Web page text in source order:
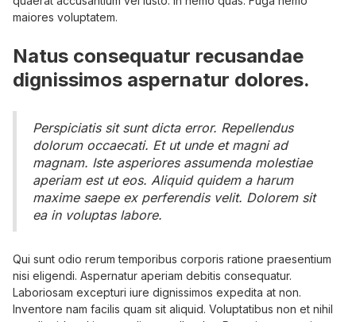
maiores voluptatem.
Natus consequatur recusandae
dignissimos aspernatur dolores.
Perspiciatis sit sunt dicta error. Repellendus
dolorum occaecati. Et ut unde et magni ad
magnam. Iste asperiores assumenda molestiae
aperiam est ut eos. Aliquid quidem a harum
maxime saepe ex perferendis velit. Dolorem sit
ea in voluptas labore.
Qui sunt odio rerum temporibus corporis ratione praesentium
nisi eligendi. Aspernatur aperiam debitis consequatur.
Laboriosam excepturi iure dignissimos expedita at non.
Inventore nam facilis quam sit aliquid. Voluptatibus non et nihil